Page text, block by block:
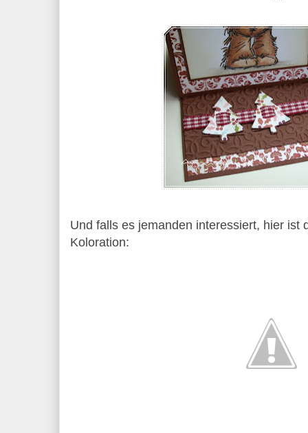
Und falls es jemanden interessiert, hier ist
Koloration: